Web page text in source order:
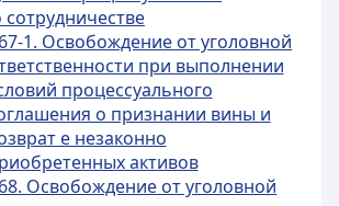
1. Освобождение от уголовной
при выполнении
процессуального
о признании вины и
е незаконно
активов
Освобождение от уголовной